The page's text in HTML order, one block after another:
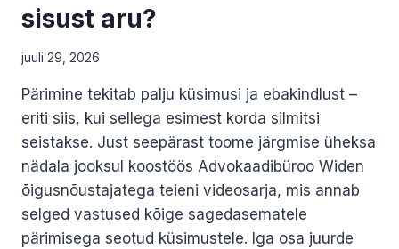
sisust aru?
juuli 29, 2026
Pärimine tekitab palju küsimusi ja ebakindlust –
eriti siis, kui sellega esimest korda silmitsi
seistakse. Just seepärast toome järgmise üheksa
nädala jooksul koostöös Advokaadibüroo Widen
õigusnõustajatega teieni videosarja, mis annab
selged vastused kõige sagedasematele
pärimisega seotud küsimustele. Iga osa juurde